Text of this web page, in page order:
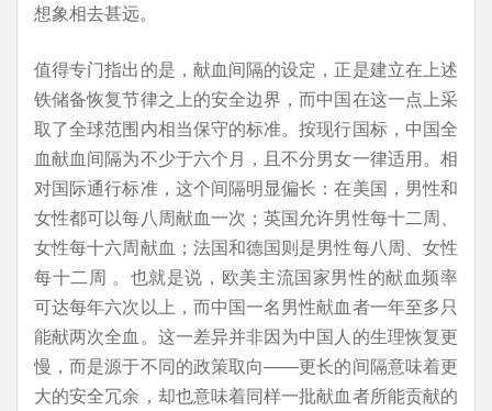
想象相去甚远。
值得专门指出的是，献血间隔的设定，正是建立在上述
铁储备恢复节律之上的安全边界，而中国在这一点上采
取了全球范围内相当保守的标准。按现行国标，中国全
血献血间隔为不少于六个月，且不分男女一律适用。相
对国际通行标准，这个间隔明显偏长：在美国，男性和
女性都可以每八周献血一次；英国允许男性每十二周、
女性每十六周献血；法国和德国则是男性每八周、女性
每十二周 。也就是说，欧美主流国家男性的献血频率
可达每年六次以上，而中国一名男性献血者一年至多只
能献两次全血。这一差异并非因为中国人的生理恢复更
慢，而是源于不同的政策取向——更长的间隔意味着更
大的安全冗余，却也意味着同样一批献血者所能贡献的